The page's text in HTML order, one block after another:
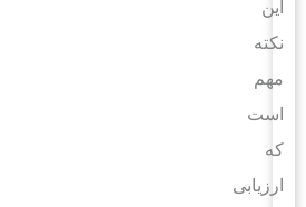
نکته
مهم
است
ارزیابی